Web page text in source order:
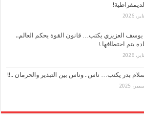
العزيزي يكتب… قانون القوة يحكم العالم..
يتم اختطافها !
بدر يكتب… ناس . وناس بين التبذير والحرمان ..!!